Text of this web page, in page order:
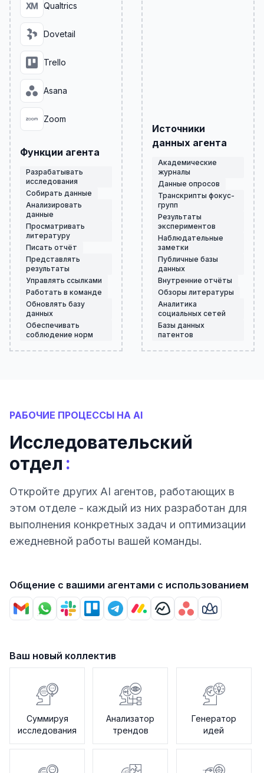
Qualtrics
Dovetail
Trello
Asana
Zoom
Функции агента
Разрабатывать
исследования
Собирать данные
Анализировать
данные
Просматривать
литературу
Писать отчёт
Представлять
результаты
Управлять ссылками
Работать в команде
Обновлять базу
данных
Обеспечивать
соблюдение норм
Источники
данных агента
Академические
журналы
Данные опросов
Транскрипты фокус-
групп
Результаты
экспериментов
Наблюдательные
заметки
Публичные базы
данных
Внутренние отчёты
Обзоры литературы
Аналитика
социальных сетей
Базы данных
патентов
РАБОЧИЕ ПРОЦЕССЫ НА AI
Исследовательский
отдел :
Откройте других AI агентов, работающих в
этом отделе - каждый из них разработан для
выполнения конкретных задач и оптимизации
ежедневной работы вашей команды.
Общение с вашими агентами с использованием
Ваш новый коллектив
Суммируя
исследования
Анализатор
трендов
Генератор
идей